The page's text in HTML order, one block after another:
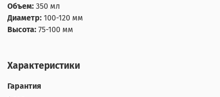
Объем: 350 мл
Диаметр: 100-120 мм
Высота: 75-100 мм
Характеристики
Гарантия